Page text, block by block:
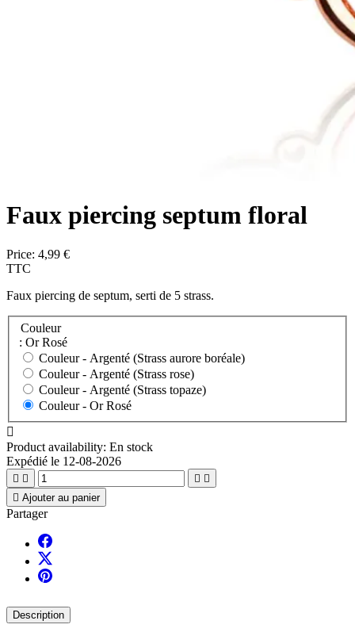
Faux piercing septum floral
Price: 4,99 €
TTC
Faux piercing de septum, serti de 5 strass.
Couleur
: Or Rosé
Couleur - Argenté (Strass aurore boréale)
Couleur - Argenté (Strass rose)
Couleur - Argenté (Strass topaze)
Couleur - Or Rosé

Product availability: En stock
Expédié le 12-08-2026
   
 Ajouter au panier
Partager
Description